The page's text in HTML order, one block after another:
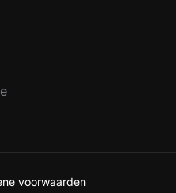
voorwaarden